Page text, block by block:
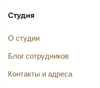
Студия
О студии
Блог сотрудников
Контакты и адреса